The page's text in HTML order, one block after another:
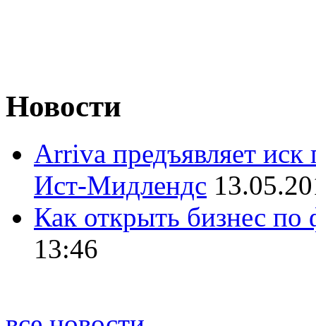
Новости
Arriva предъявляет
Ист-Мидлендс
Как открыть бизнес
13:46